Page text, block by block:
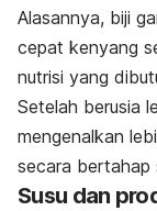
Alasannya, biji
cepat kenyang
nutrisi yang
Setelah berusia
mengenalkan
secara bertahap
Susu dan